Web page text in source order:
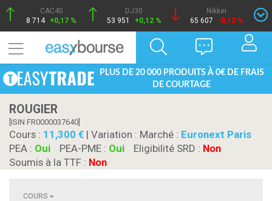
CAC40
8 714 +0,17 %
DJ30
53 951
+0,12 %
Nikkei
65 607
-0,12 %
PLUS DE 20 000 PRODUITS À 0€ DE FRAIS
DE COURTAGE
ROUGIER
[ISIN FR0000037640]
Cours : 11,300 | Variation : Marché : Euronext Paris
PEA : Oui PEA-PME : Oui Eligibilité SRD : Non
Soumis à la TTF : Non
COURS